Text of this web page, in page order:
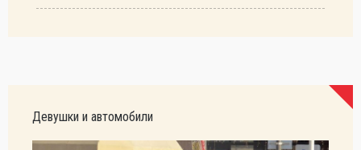
Девушки и автомобили